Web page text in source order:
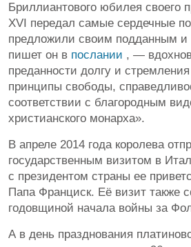
Бриллиантового юбилея своего
XVI передал самые сердечные
предложили своим подданным
пишет он в послании , —
преданности долгу и стремления
принципы свободы,
соответствии с благородным
христианского монарха».
В апреле 2014 года королева
государственным визитом в
с президентом страны ее
Папа Франциск. Её визит также
годовщиной начала войны за
А в день празднования